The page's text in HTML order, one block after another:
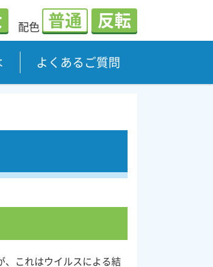
配色 普通 反転
よくあるご質問
、これはウイルスによる結